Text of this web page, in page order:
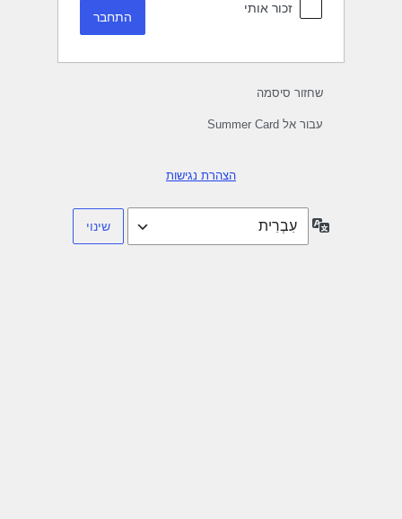
זכור אותי
שחזור סיסמה
עבור אל Summer Card
הצהרת נגישות
שפה